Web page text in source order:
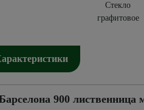
Стекло
графитовое
900 лиственница